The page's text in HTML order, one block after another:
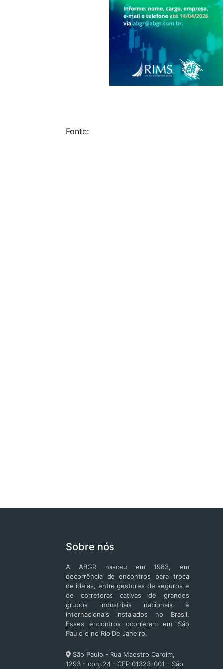
Fonte:
Sobre nós
A ABGR nasceu em 1983, em
decorrência de encontros para troca
de ideias, entre gestores de seguros e
de corretoras cativas de grandes
grupos industriais nacionais e
internacionais instalados no Brasil.
Esses encontros ocorreram em São
Paulo e no Rio De Janeiro.
São Paulo - Rua Maestro Cardim,
1293 - conj.24 - CEP 01323-001 - São